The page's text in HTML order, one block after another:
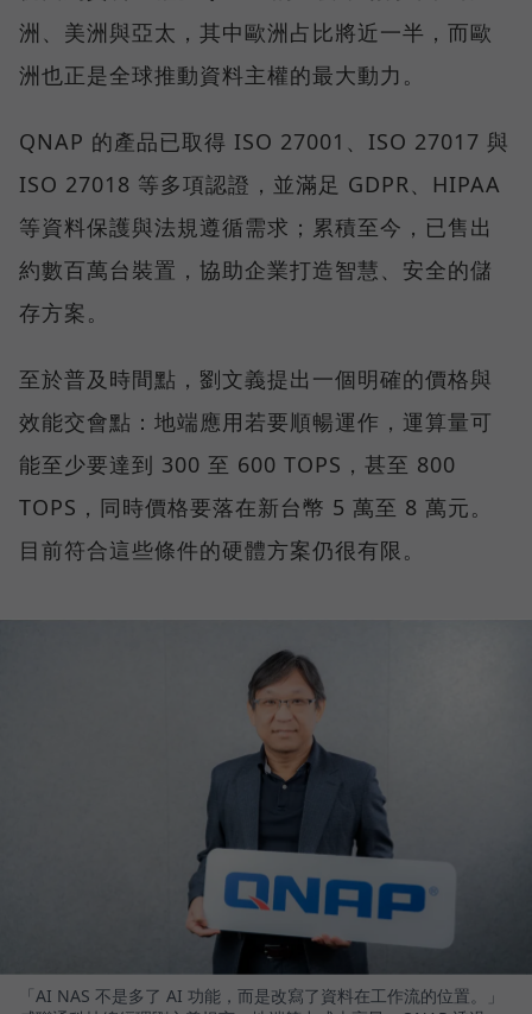
洲、美洲與亞太，其中歐洲占比將近一半，而歐
洲也正是全球推動資料主權的最大動力。
QNAP 的產品已取得 ISO 27001、ISO 27017 與
ISO 27018 等多項認證，並滿足 GDPR、HIPAA
等資料保護與法規遵循需求；累積至今，已售出
約數百萬台裝置，協助企業打造智慧、安全的儲
存方案。
至於普及時間點，劉文義提出一個明確的價格與
效能交會點：地端應用若要順暢運作，運算量可
能至少要達到 300 至 600 TOPS，甚至 800
TOPS，同時價格要落在新台幣 5 萬至 8 萬元。
目前符合這些條件的硬體方案仍很有限。
「AI NAS 不是多了 AI 功能，而是改寫了資料在工作流的位置。」